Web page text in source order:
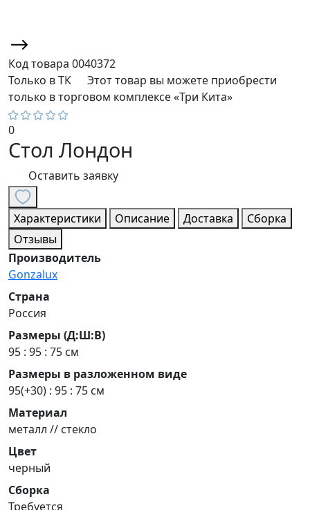
Код товара 0040372
Только в ТК
Этот товар вы можете приобрести
только в торговом комплексе «Три Кита»
0
Стол Лондон
Оставить заявку
Характеристики Описание Доставка
Сборка
Отзывы
Производитель
Gonzalux
Страна
Россия
Размеры (Д:Ш:В)
95 : 95 : 75 см
Размеры в разложенном виде
95(+30) : 95 : 75 см
Материал
металл // стекло
Цвет
черный
Сборка
Требуется